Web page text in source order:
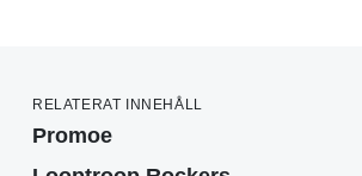
RELATERAT INNEHÅLL
Promoe